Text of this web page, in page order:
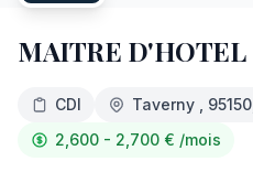
MAITRE D'HOTEL
CDI Taverny , 95150
2,600 - 2,700 € /mois